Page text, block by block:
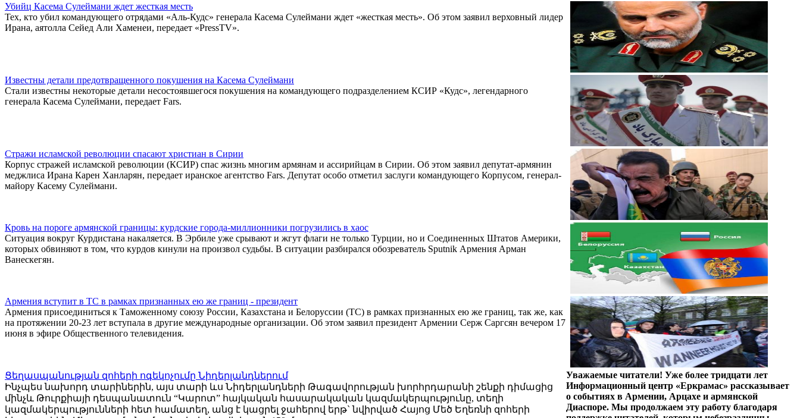
Убийц Касема Сулеймани ждет жесткая месть
Тех, кто убил командующего отрядами «Аль-Кудс» генерала Касема Сулеймани ждет «жесткая месть». Об этом заявил верховный лидер
Ирана, аятолла Сейед Али Хаменеи, передает «PressTV».
Известны детали предотвращенного покушения на Касема Сулеймани
Стали известны некоторые детали несостоявшегося покушения на командующего подразделением КСИР «Кудс», легендарного
генерала Касема Сулеймани, передает Fars.
Стражи исламской революции спасают христиан в Сирии
Корпус стражей исламской революции (КСИР) спас жизнь многим армянам и ассирийцам в Сирии. Об этом заявил депутат-армянин
меджлиса Ирана Карен Ханларян, передает иранское агентство Fars. Депутат особо отметил заслуги командующего Корпусом, генерал-
майору Касему Сулеймани.
Кровь на пороге армянской границы: курдские города-миллионники погрузились в хаос
Ситуация вокруг Курдистана накаляется. В Эрбиле уже срывают и жгут флаги не только Турции, но и Соединенных Штатов Америки,
которых обвиняют в том, что курдов кинули на произвол судьбы. В ситуации разбирался обозреватель Sputnik Армения Арман
Ванескегян.
Армения вступит в ТС в рамках признанных ею же границ - президент
Армения присоединиться к Таможенному союзу России, Казахстана и Белоруссии (ТС) в рамках признанных ею же границ, так же, как
на протяжении 20-23 лет вступала в другие международные организации. Об этом заявил президент Армении Серж Саргсян вечером 17
июня в эфире Общественного телевидения.
Ցեղասպանության զոհերի ոգեկոչումը Նիդերլանդներում
Ինչպես նախորդ տարիներին, այս տարի ևս Նիդերլանդների Թագավորության խորհրդարանի շենքի դիմացից
մինչև Թուրքիայի դեսպանատուն “Կարոտ” հայկական հասարակական կազմակերպությունը, տեղի
կազմակերպությունների հետ համատեղ, անց է կացրել ջահերով երթ` նվիրված Հայոց Մեծ Եղեռնի զոհերի
Уважаемые читатели! Уже более тридцати лет
Информационный центр «Еркрамас» рассказывает
о событиях в Армении, Арцахе и армянской
Диаспоре. Мы продолжаем эту работу благодаря